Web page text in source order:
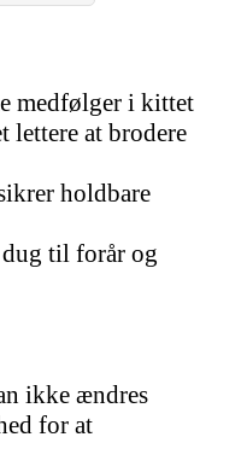
medfølger i kittet
lettere at brodere
holdbare
til forår og
ikke ændres
for at